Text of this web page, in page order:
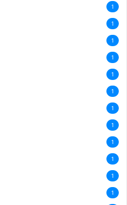
1
1
1
1
1
1
1
1
1
1
1
1